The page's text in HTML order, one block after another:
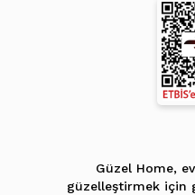
Güzel Home,
güzelleştirmek için